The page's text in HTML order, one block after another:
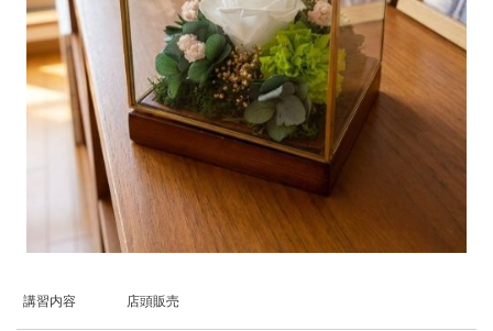
講習内容 店頭販売